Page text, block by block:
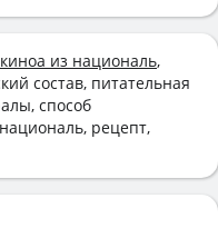
из националь,
состав, питательная
способ
рецепт,